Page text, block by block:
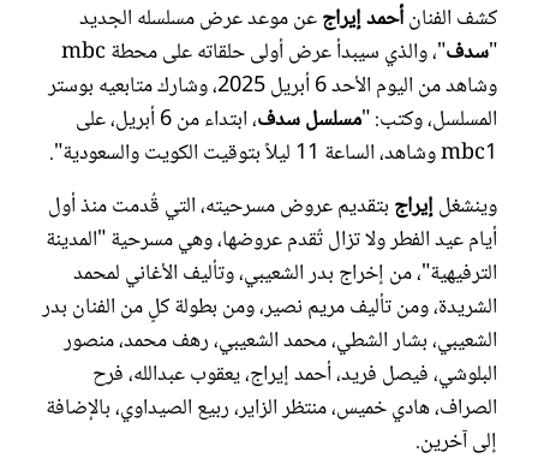
كشف الفنانأحمد إيراجعن موعد عرض مسلسله الجديد
"سدف
"، والذي سيبدأ عرض أولى حلقاته على محطة mbc
وشاهد من اليوم الأحد 6 أبريل 2025، وشارك متابعيه بوستر
المسلسل، وكتب: "مسلسل سدف
، ابتداء من 6 أبريل، على
mbc1 وشاهد، الساعة 11 ليلاً بتوقيت الكويت والسعودية".
وينشغلإيراج بتقديم عروض مسرحيته، التي قُدمت منذ أول
أيام عيد الفطر ولا تزال تُقدم عروضها، وهي مسرحية "المدينة
الترفيهية"، من ﺇﺧﺮاﺝ بدر الشعيبي، وﺗﺄﻟﻴﻒ الأغاني لمحمد
الشريدة، ومن تأليف مريم نصير، ومن بطولة كلٍ من الفنان بدر
الشعيبي، بشار الشطي، محمد الشعيبي، رهف محمد، منصور
البلوشي، فيصل فريد، أحمد إيراج، يعقوب عبدالله، فرح
الصراف، هادي خميس، منتظر الزاير، ربيع الصيداوي، بالإضافة
إلى آخرين.
مجلة سيدتي
غلاف رفمي